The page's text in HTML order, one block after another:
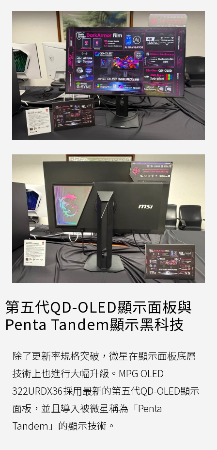
第五代QD-OLED顯示面板與
Penta Tandem顯示黑科技
除了更新率規格突破，微星在顯示面板底層
技術上也進行大幅升級。MPG OLED
322URDX36採用最新的第五代QD-OLED顯示
面板，並且導入被微星稱為「Penta
Tandem」的顯示技術。